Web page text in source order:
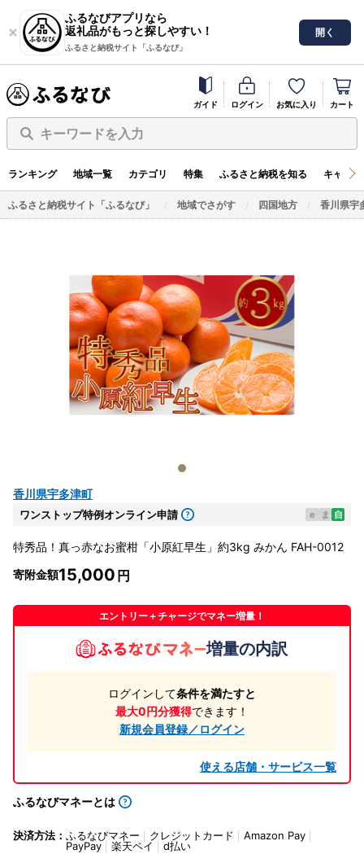
ふるなびアプリなら
返礼品がもっと探しやすい！
ふるさと納税サイト「ふるなび」
開く
ガイド ログイン お気に入り カート
キーワードを入力
ランキング 地域一覧 カテゴリ 特集 ふるさと納税を知る キャン
ふるさと納税サイト「ふるなび」 地域でさがす 四国地方 香川県宇
香川県宇多津町
ワンストップ特例オンライン申請 e ま 自
特秀品！真っ赤なお蜜柑「小原紅早生」約3kg みかん FAH-0012
寄附金額15,000
エントリー＋チャージでマネー増量！
増量の内訳
ログインして条件を満たすと
最大0円分獲得できます！
新規会員登録／ログイン
使える店舗・サービス一覧
ふるなびマネーとは
決済方法： ふるなびマネー クレジットカード
Amazon Pay
PayPay
楽天ペイ d払い